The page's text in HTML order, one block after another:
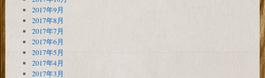
2017年9月
2017年8月
2017年7月
2017年6月
2017年5月
2017年4月
2017年3月